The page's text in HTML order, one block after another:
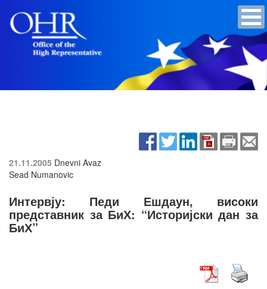
21.11.2005 Dnevni Avaz
Sead Numanovic
Интервју: Педи Ешдаун, високи
представник за БиХ: “Историјски дан за
БиХ”